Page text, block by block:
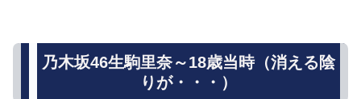
乃木坂46生駒里奈～18歳当時（消える陰
りが・・・）